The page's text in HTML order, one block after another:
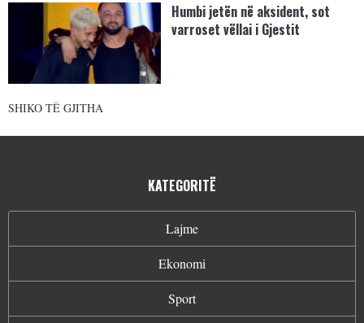
Humbi jetën në aksident, sot
varroset vëllai i Gjestit
SHIKO TË GJITHA
KATEGORITË
Lajme
Ekonomi
Sport